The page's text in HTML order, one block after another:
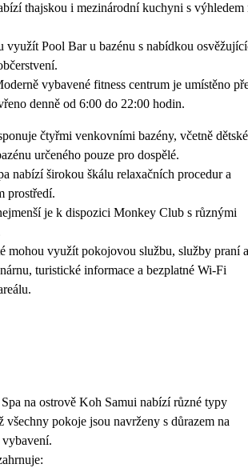
thajskou i mezinárodní kuchyni s výhledem
využít Pool Bar u bazénu s nabídkou
vybavené fitness centrum je umístěno
denně od 6:00 do 22:00 hodin.
čtyřmi venkovními bazény, včetně
určeného pouze pro dospělé.
nabízí širokou škálu relaxačních procedur a
prostředí.
je k dispozici Monkey Club s různými
mohou využít pokojovou službu, služby praní a
turistické informace a bezplatné Wi-Fi
na ostrově Koh Samui nabízí různé typy
všechny pokoje jsou navrženy s důrazem na